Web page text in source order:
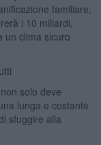
familiare,
i 10 miliardi,
un clima sicuro
solo deve
lunga e costante
sfuggire alla